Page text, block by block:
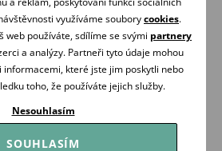
16:00
OVĚŘENO
ZÁKAZNÍKY
98 % našich zákazníků
nás doporučuje
využíváme souborycookies.
web používáte, sdílíme se svými partnery
a analýzy. Partneři tyto údaje mohou
informacemi, které jste jim poskytli nebo
toho, že používáte jejich služby.
Nesouhlasím
SOUHLASÍM